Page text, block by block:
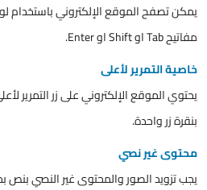
يمكن تصفح الموقع الإلكتروني باستخدام
مفاتيح Tab او Shift او Enter.
خاصية التمرير لأعلى
يحتوي الموقع الإلكتروني على زر التمرير
بنقرة زر واحدة.
محتوى غير نصي
يجب تزويد الصور والمحتوى غير النصي بنص